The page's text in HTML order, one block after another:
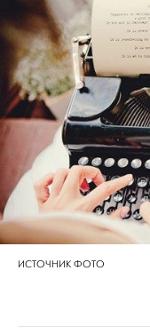
ИСТОЧНИК ФОТО